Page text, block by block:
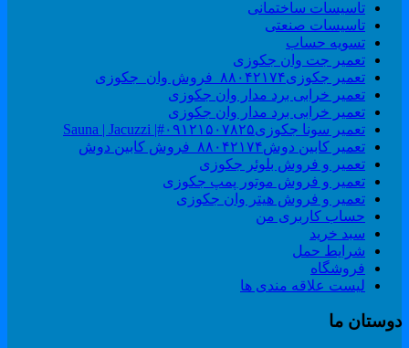
تاسیسات ساختمانی
تاسیسات صنعتی
تسویه حساب
تعمیر جت وان جکوزی
تعمیر جکوزی۸۸۰۴۲۱۷۴_فروش وان_جکوزی
تعمیر خرابی برد مدار وان جکوزی
تعمیر خرابی برد مدار وان جکوزی
تعمیر سونا جکوزی۰۹۱۲۱۵۰۷۸۲۵#| Sauna | Jacuzzi
تعمیر کابین دوش۸۸۰۴۲۱۷۴_فروش کابین دوش
تعمیر و فروش بلوئر جکوزی
تعمیر و فروش موتور پمپ جکوزی
تعمیر و فروش هیتر وان جکوزی
حساب کاربری من
سبد خرید
شرایط حمل
فروشگاه
لیست علاقه مندی ها
ما